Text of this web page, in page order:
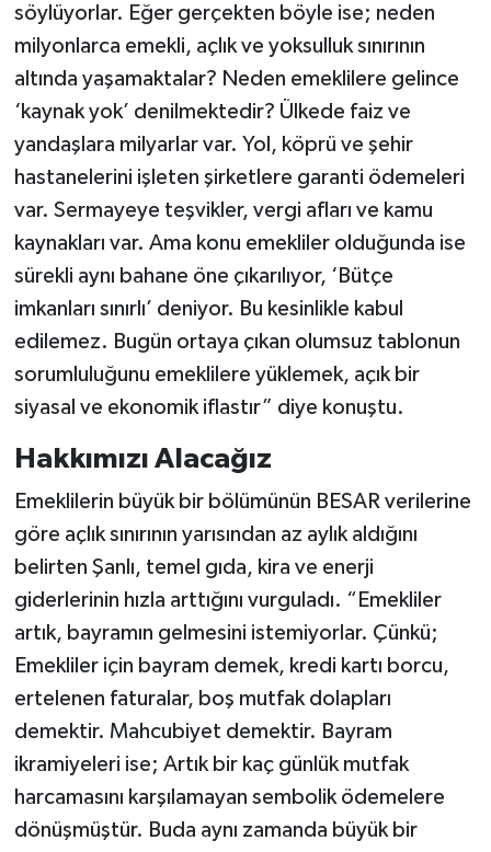
söylüyorlar. Eğer gerçekten böyle ise; neden
milyonlarca emekli, açlık ve yoksulluk sınırının
altında yaşamaktalar? Neden emeklilere gelince
‘kaynak yok’ denilmektedir? Ülkede faiz ve
yandaşlara milyarlar var. Yol, köprü ve şehir
hastanelerini işleten şirketlere garanti ödemeleri
var. Sermayeye teşvikler, vergi afları ve kamu
kaynakları var. Ama konu emekliler olduğunda ise
sürekli aynı bahane öne çıkarılıyor, ‘Bütçe
imkanları sınırlı’ deniyor. Bu kesinlikle kabul
edilemez. Bugün ortaya çıkan olumsuz tablonun
sorumluluğunu emeklilere yüklemek, açık bir
siyasal ve ekonomik iflastır” diye konuştu.
Hakkımızı Alacağız
Emeklilerin büyük bir bölümünün BESAR verilerine
göre açlık sınırının yarısından az aylık aldığını
belirten Şanlı, temel gıda, kira ve enerji
giderlerinin hızla arttığını vurguladı. “Emekliler
artık, bayramın gelmesini istemiyorlar. Çünkü;
Emekliler için bayram demek, kredi kartı borcu,
ertelenen faturalar, boş mutfak dolapları
demektir. Mahcubiyet demektir. Bayram
ikramiyeleri ise; Artık bir kaç günlük mutfak
harcamasını karşılamayan sembolik ödemelere
dönüşmüştür. Buda aynı zamanda büyük bir